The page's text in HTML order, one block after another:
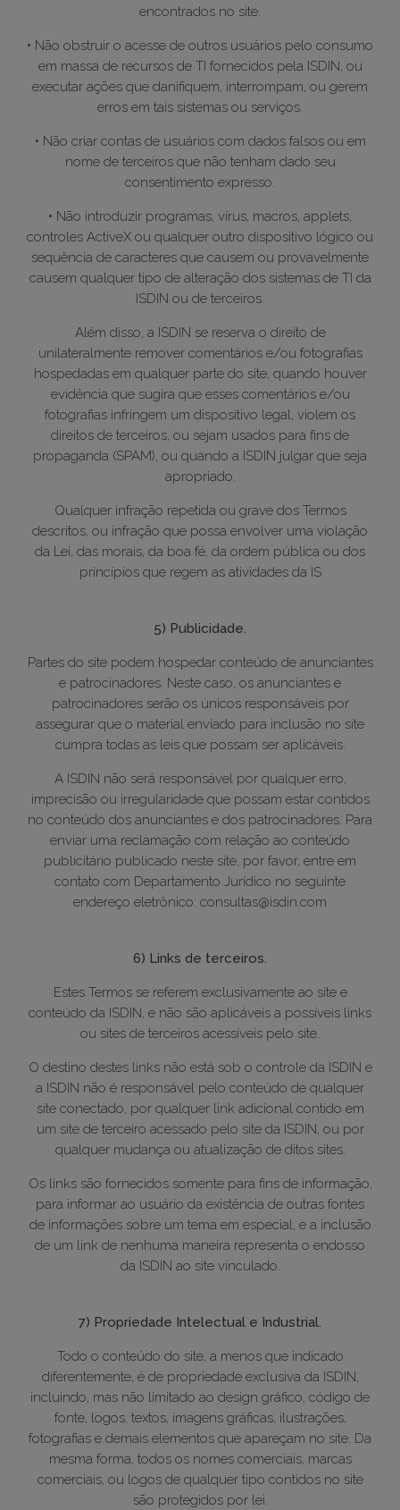
encontrados no site.
• Não obstruir o acesse de outros usuários pelo consumo
em massa de recursos de TI fornecidos pela ISDIN, ou
executar ações que danifiquem, interrompam, ou gerem
erros em tais sistemas ou serviços.
• Não criar contas de usuários com dados falsos ou em
nome de terceiros que não tenham dado seu
consentimento expresso.
• Não introduzir programas, vírus, macros, applets,
controles ActiveX ou qualquer outro dispositivo lógico ou
sequência de caracteres que causem ou provavelmente
causem qualquer tipo de alteração dos sistemas de TI da
ISDIN ou de terceiros.
Além disso, a ISDIN se reserva o direito de
unilateralmente remover comentários e/ou fotografias
hospedadas em qualquer parte do site, quando houver
evidência que sugira que esses comentários e/ou
fotografias infringem um dispositivo legal, violem os
direitos de terceiros, ou sejam usados para fins de
propaganda (SPAM), ou quando a ISDIN julgar que seja
apropriado.
Qualquer infração repetida ou grave dos Termos
descritos, ou infração que possa envolver uma violação
da Lei, das morais, da boa fé, da ordem pública ou dos
princípios que regem as atividades da IS
5) Publicidade.
Partes do site podem hospedar conteúdo de anunciantes
e patrocinadores. Neste caso, os anunciantes e
patrocinadores serão os únicos responsáveis por
assegurar que o material enviado para inclusão no site
cumpra todas as leis que possam ser aplicáveis.
A ISDIN não será responsável por qualquer erro,
imprecisão ou irregularidade que possam estar contidos
no conteúdo dos anunciantes e dos patrocinadores. Para
enviar uma reclamação com relação ao conteúdo
publicitário publicado neste site, por favor, entre em
contato com Departamento Jurídico no seguinte
endereço eletrônico: consultas@isdin.com
6) Links de terceiros.
Estes Termos se referem exclusivamente ao site e
conteúdo da ISDIN, e não são aplicáveis a possíveis links
ou sites de terceiros acessíveis pelo site.
O destino destes links não está sob o controle da ISDIN e
a ISDIN não é responsável pelo conteúdo de qualquer
site conectado, por qualquer link adicional contido em
um site de terceiro acessado pelo site da ISDIN, ou por
qualquer mudança ou atualização de ditos sites.
Os links são fornecidos somente para fins de informação,
para informar ao usuário da existência de outras fontes
de informações sobre um tema em especial, e a inclusão
de um link de nenhuma maneira representa o endosso
da ISDIN ao site vinculado.
7) Propriedade Intelectual e Industrial.
Todo o conteúdo do site, a menos que indicado
diferentemente, é de propriedade exclusiva da ISDIN,
incluindo, mas não limitado ao design gráfico, código de
fonte, logos, textos, imagens gráficas, ilustrações,
fotografias e demais elementos que apareçam no site. Da
mesma forma, todos os nomes comerciais, marcas
comerciais, ou logos de qualquer tipo contidos no site
são protegidos por lei.